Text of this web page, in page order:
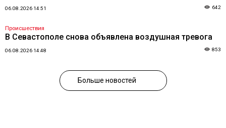
06.08.2026 14:51 642
Происшествия
В Севастополе снова объявлена воздушная тревога
06.08.2026 14:48 853
Больше новостей